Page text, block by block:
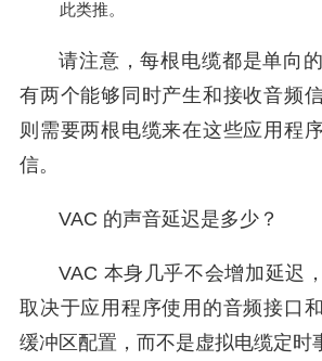
此类推。
请注意，每根电缆都是单向
有两个能够同时产生和接收音频
则需要两根电缆来在这些应用程
信。
VAC 的声音延迟是多少？
VAC 本身几乎不会增加延迟
取决于应用程序使用的音频接口
缓冲区配置，而不是虚拟电缆定时